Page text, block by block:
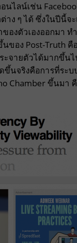
นไลน์เช่น
ง ๆ ได้ ซึ่งในปีนี้จ
งตัวเองออกมา ท
ของ Post-Truth
จายตัวได้มากขึ้นไ
ขึ้นจริงคือการที่ร
Chamber ขึ้นม